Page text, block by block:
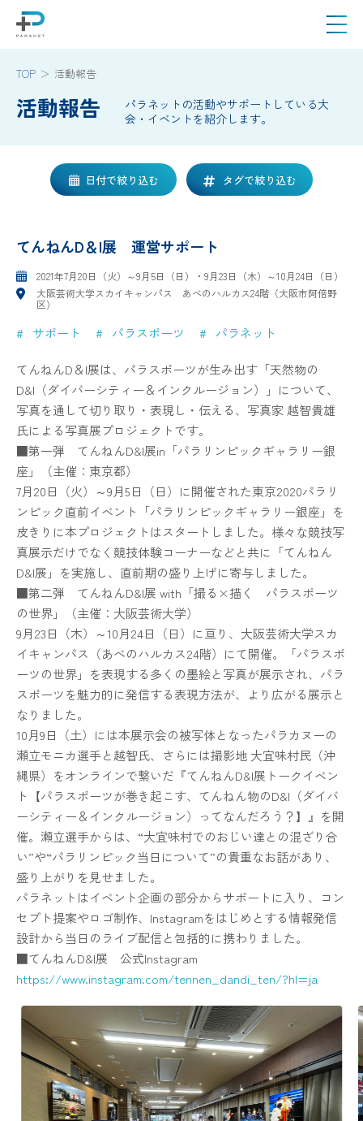
TOP 活動報告
活動報告
パラネットの活動やサポートしている大
会・イベントを紹介します。
日付で絞り込む タグで絞り込む
てんねんD＆I展 運営サポート
2021年7月20日（火）～9月5日（日）・9月23日（木）～10月24日（日）
大阪芸術大学スカイキャンパス あべのハルカス24階（大阪市阿倍野
区）
サポート パラスポーツ パラネット
てんねんD＆I展は、パラスポーツが生み出す「天然物の
D&I（ダイバーシティー＆インクルージョン）」について、
写真を通して切り取り・表現し・伝える、写真家 越智貴雄
氏による写真展プロジェクトです。
■第一弾 てんねんD&I展in「パラリンピックギャラリー銀
座」（主催：東京都）
7月20日（火）～9月5日（日）に開催された東京2020パラリ
ンピック直前イベント「パラリンピックギャラリー銀座」を
皮きりに本プロジェクトはスタートしました。様々な競技写
真展示だけでなく競技体験コーナーなどと共に「てんねん
D&I展」を実施し、直前期の盛り上げに寄与しました。
■第二弾 てんねんD&I展 with「撮る×描く パラスポーツ
の世界」（主催：大阪芸術大学）
9月23日（木）～10月24日（日）に亘り、大阪芸術大学スカ
イキャンパス（あべのハルカス24階）にて開催。「パラスポ
ーツの世界」を表現する多くの墨絵と写真が展示され、パラ
スポーツを魅力的に発信する表現方法が、より広がる展示と
なりました。
10月9日（土）には本展示会の被写体となったパラカヌーの
瀬立モニカ選手と越智氏、さらには撮影地 大宜味村民（沖
縄県）をオンラインで繋いだ『てんねんD&I展トークイベン
ト【パラスポーツが巻き起こす、てんねん物のD&I（ダイバ
ーシティー＆インクルージョン）ってなんだろう？】』を開
催。瀬立選手からは、“大宜味村でのおじい達との混ざり合
い”や“パラリンピック当日について”の貴重なお話があり、
盛り上がりを見せました。
パラネットはイベント企画の部分からサポートに入り、コン
セプト提案やロゴ制作、Instagramをはじめとする情報発信
設計から当日のライブ配信と包括的に携わりました。
■てんねんD&I展 公式Instagram
https://www.instagram.com/tennen_dandi_ten/?hl=ja